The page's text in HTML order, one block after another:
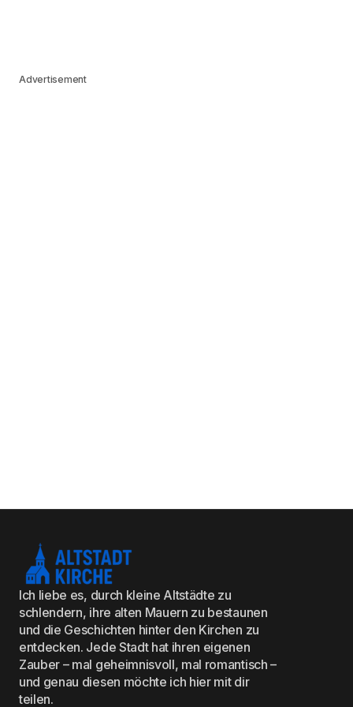
Advertisement
Ich liebe es, durch kleine Altstädte zu
schlendern, ihre alten Mauern zu bestaunen
und die Geschichten hinter den Kirchen zu
entdecken. Jede Stadt hat ihren eigenen
Zauber – mal geheimnisvoll, mal romantisch –
und genau diesen möchte ich hier mit dir
teilen.